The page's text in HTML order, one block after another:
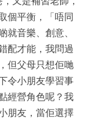
個平衡，「唔同
就音樂、創意、
配才能，我問過
但父母只想佢哋
令小朋友學習事
經營角色呢？我
朋友，當佢選擇